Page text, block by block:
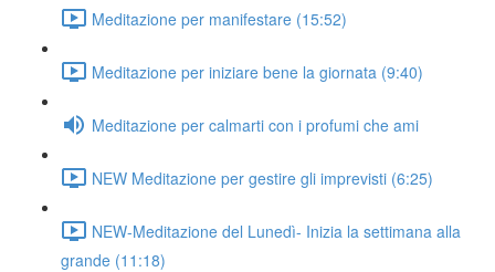
Meditazione per manifestare (15:52)
Meditazione per iniziare bene la giornata (9:40)
Meditazione per calmarti con i profumi che ami
NEW Meditazione per gestire gli imprevisti (6:25)
NEW-Meditazione del Lunedì- Inizia la settimana alla
grande (11:18)